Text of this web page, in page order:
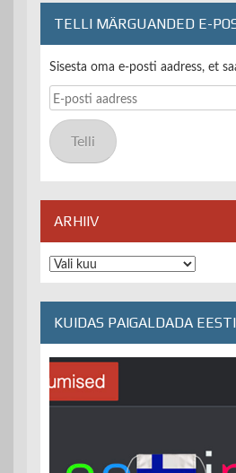
TELLI MÄRGUANDED E-
Sisesta oma e-posti aadress, et
E-
posti
aadress
Telli
ARHIIV
Arhiiv
KUIDAS PAIGALDADA